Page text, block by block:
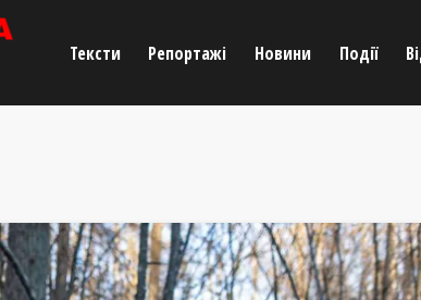
Тексти Репортажі Новини Події